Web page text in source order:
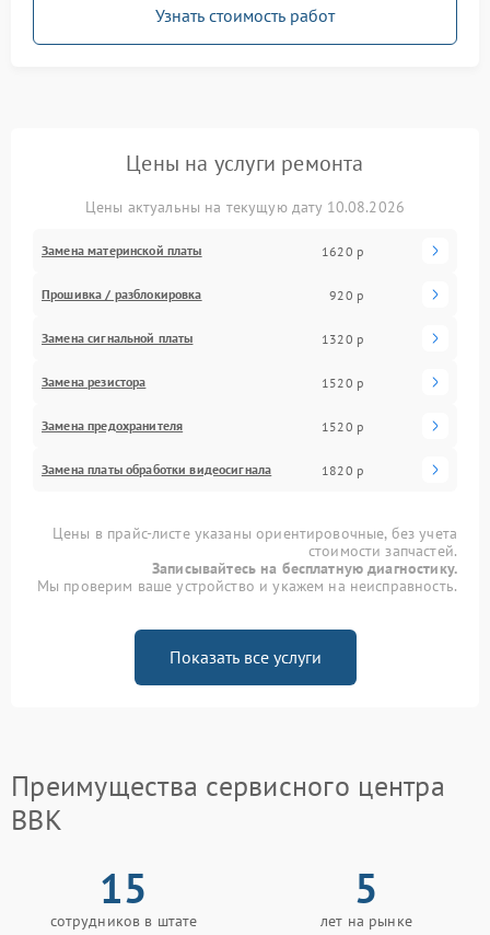
Узнать стоимость работ
Цены на услуги ремонта
Цены актуальны на текущую дату 10.08.2026
Замена материнской платы 1620 р
Прошивка / разблокировка 920 р
Замена сигнальной платы 1320 р
Замена резистора 1520 р
Замена предохранителя 1520 р
Замена платы обработки видеосигнала 1820 р
Цены в прайс-листе указаны ориентировочные, без учета
стоимости запчастей.
Записывайтесь на бесплатную диагностику.
Мы проверим ваше устройство и укажем на неисправность.
Показать все услуги
Преимущества сервисного центра
BBK
15
сотрудников в штате
5
лет на рынке